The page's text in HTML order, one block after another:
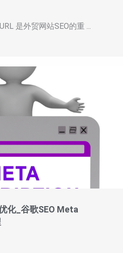
是外贸网站SEO的重 ...
化_谷歌SEO Meta